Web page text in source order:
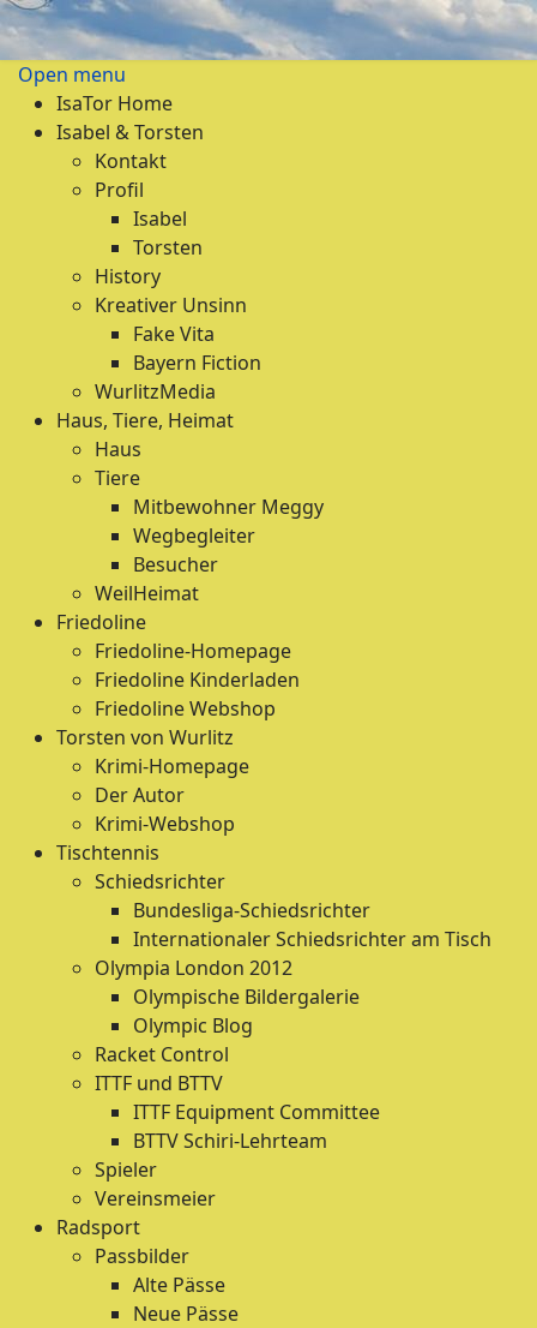
Open menu
IsaTor Home
Isabel & Torsten
Kontakt
Profil
Isabel
Torsten
History
Kreativer Unsinn
Fake Vita
Bayern Fiction
WurlitzMedia
Haus, Tiere, Heimat
Haus
Tiere
Mitbewohner Meggy
Wegbegleiter
Besucher
WeilHeimat
Friedoline
Friedoline-Homepage
Friedoline Kinderladen
Friedoline Webshop
Torsten von Wurlitz
Krimi-Homepage
Der Autor
Krimi-Webshop
Tischtennis
Schiedsrichter
Bundesliga-Schiedsrichter
Internationaler Schiedsrichter am Tisch
Olympia London 2012
Olympische Bildergalerie
Olympic Blog
Racket Control
ITTF und BTTV
ITTF Equipment Committee
BTTV Schiri-Lehrteam
Spieler
Vereinsmeier
Radsport
Passbilder
Alte Pässe
Neue Pässe